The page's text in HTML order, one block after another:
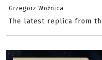
Grzegorz Woźnica
The latest replica from